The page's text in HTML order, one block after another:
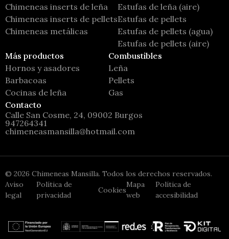
Chimeneas inserts de leña
Chimeneas inserts de pellets
Chimeneas metálicas
Estufas de leña (aire)
Estufas de pellets
Estufas de pellets (agua)
Estufas de pellets (aire)
Más productos
Hornos y asadores
Barbacoas
Cocinas de leña
Combustibles
Leña
Pellets
Gas
Contacto
Calle San Cosme, 24, 09002 Burgos
947264341
chimeneasmansilla@hotmail.com
© 2026 Chimeneas Mansilla. Todos los derechos reservados.
Aviso
legal
Política de
privacidad
Cookies
Mapa
web
Política de
accesibilidad